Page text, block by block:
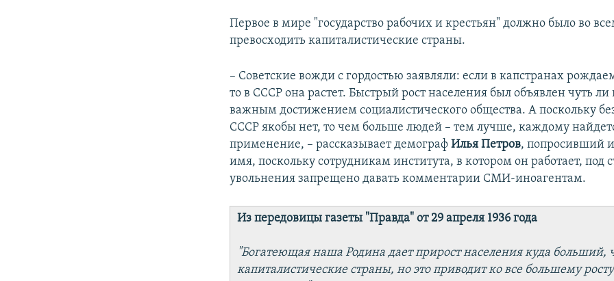
Первое в мире "государство рабочих и крестьян" должно было во
превосходить капиталистические страны.
– Советские вожди с гордостью заявляли: если в капстранах
то в СССР она растет. Быстрый рост населения был объявлен чуть
важным достижением социалистического общества. А поскольку
СССР якобы нет, то чем больше людей – тем лучше, каждому
применение, – рассказывает демографИлья Петров, попросивший
имя, поскольку сотрудникам института, в котором он работает, под
увольнения запрещено давать комментарии СМИ-иноагентам.
Из передовицы газеты "Правда" от 29 апреля 1936 года
"Богатеющая наша Родина дает прирост населения куда больший,
капиталистические страны, но это приводит ко все большему росту